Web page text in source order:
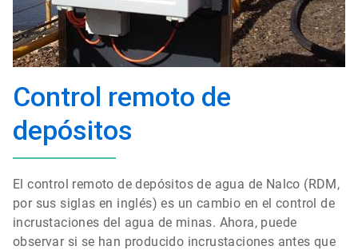
Control remoto de
depósitos
El control remoto de depósitos de agua de Nalco (RDM,
por sus siglas en inglés) es un cambio en el control de
incrustaciones del agua de minas. Ahora, puede
observar si se han producido incrustaciones antes que